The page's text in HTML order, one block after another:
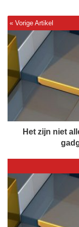
H
e
z
i
n
i
l
e
Het zijn niet
L
a
d
d